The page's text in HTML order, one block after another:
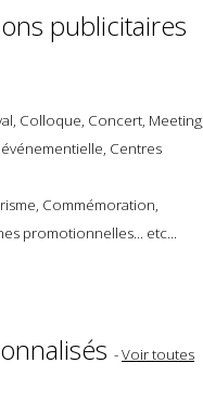
publicitaires
Colloque, Concert,
Centres
Commémoration,
promotionnelles... etc...
-Voir toutes